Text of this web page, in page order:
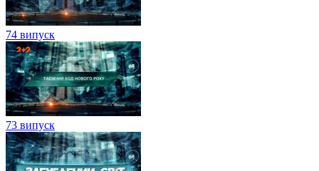
74 випуск
73 випуск